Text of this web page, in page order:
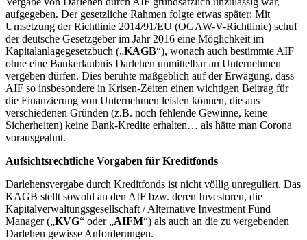
aufgegeben. Der gesetzliche Rahmen folgte etwas später: Mit
Umsetzung der Richtlinie 2014/91/EU (OGAW-V-Richtlinie) schuf
der deutsche Gesetzgeber im Jahr 2016 eine Möglichkeit im
Kapitalanlagegesetzbuch („KAGB“), wonach auch bestimmte AIF
ohne eine Bankerlaubnis Darlehen unmittelbar an Unternehmen
vergeben dürfen. Dies beruhte maßgeblich auf der Erwägung, dass
AIF so insbesondere in Krisen-Zeiten einen wichtigen Beitrag für
die Finanzierung von Unternehmen leisten können, die aus
verschiedenen Gründen (z.B. noch fehlende Gewinne, keine
Sicherheiten) keine Bank-Kredite erhalten… als hätte man Corona
vorausgeahnt.
Aufsichtsrechtliche Vorgaben für Kreditfonds
Darlehensvergabe durch Kreditfonds ist nicht völlig unreguliert. Das
KAGB stellt sowohl an den AIF bzw. deren Investoren, die
Kapitalverwaltungsgesellschaft / Alternative Investment Fund
Manager („KVG“ oder „AIFM“) als auch an die zu vergebenden
Darlehen gewisse Anforderungen.